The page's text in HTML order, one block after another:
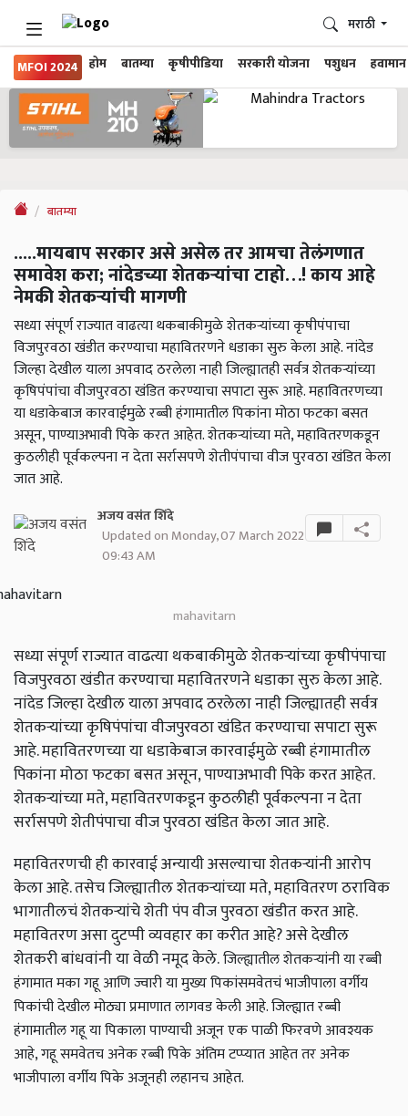
MFOI 2024 होम बातम्या कृषीपीडिया सरकारी योजना पशुधन हवामान
मराठी
बातम्या
.....मायबाप सरकार असे असेल तर आमचा तेलंगणात
समावेश करा; नांदेडच्या शेतकऱ्यांचा टाहो…! काय आहे
नेमकी शेतकऱ्यांची मागणी
सध्या संपूर्ण राज्यात वाढत्या थकबाकीमुळे शेतकऱ्यांच्या कृषीपंपाचा
विजपुरवठा खंडीत करण्याचा महावितरणने धडाका सुरु केला आहे. नांदेड
जिल्हा देखील याला अपवाद ठरलेला नाही जिल्ह्यातही सर्वत्र शेतकऱ्यांच्या
कृषिपंपांचा वीजपुरवठा खंडित करण्याचा सपाटा सुरू आहे. महावितरणच्या
या धडाकेबाज कारवाईमुळे रब्बी हंगामातील पिकांना मोठा फटका बसत
असून, पाण्याअभावी पिके करत आहेत. शेतकऱ्यांच्या मते, महावितरणकडून
कुठलीही पूर्वकल्पना न देता सर्रासपणे शेतीपंपाचा वीज पुरवठा खंडित केला
जात आहे.
अजय वसंत शिंदे
Updated on Monday, 07 March 2022
09:43 AM
mahavitarn
सध्या संपूर्ण राज्यात वाढत्या थकबाकीमुळे शेतकऱ्यांच्या कृषीपंपाचा
विजपुरवठा खंडीत करण्याचा महावितरणने धडाका सुरु केला आहे.
नांदेड जिल्हा देखील याला अपवाद ठरलेला नाही जिल्ह्यातही सर्वत्र
शेतकऱ्यांच्या कृषिपंपांचा वीजपुरवठा खंडित करण्याचा सपाटा सुरू
आहे. महावितरणच्या या धडाकेबाज कारवाईमुळे रब्बी हंगामातील
पिकांना मोठा फटका बसत असून, पाण्याअभावी पिके करत आहेत.
शेतकऱ्यांच्या मते, महावितरणकडून कुठलीही पूर्वकल्पना न देता
सर्रासपणे शेतीपंपाचा वीज पुरवठा खंडित केला जात आहे.
महावितरणची ही कारवाई अन्यायी असल्याचा शेतकऱ्यांनी आरोप
केला आहे. तसेच जिल्ह्यातील शेतकऱ्यांच्या मते, महावितरण ठराविक
भागातीलचं शेतकऱ्यांचे शेती पंप वीज पुरवठा खंडीत करत आहे.
महावितरण असा दुटप्पी व्यवहार का करीत आहे? असे देखील
शेतकरी बांधवांनी या वेळी नमूद केले.जिल्ह्यातील शेतकऱ्यांनी या रब्बी
हंगामात मका गहू आणि ज्वारी या मुख्य पिकांसमवेतचं भाजीपाला वर्गीय
पिकांची देखील मोठ्या प्रमाणात लागवड केली आहे. जिल्ह्यात रब्बी
हंगामातील गहू या पिकाला पाण्याची अजून एक पाळी फिरवणे आवश्यक
आहे, गहू समवेतच अनेक रब्बी पिके अंतिम टप्प्यात आहेत तर अनेक
भाजीपाला वर्गीय पिके अजूनही लहानच आहेत.